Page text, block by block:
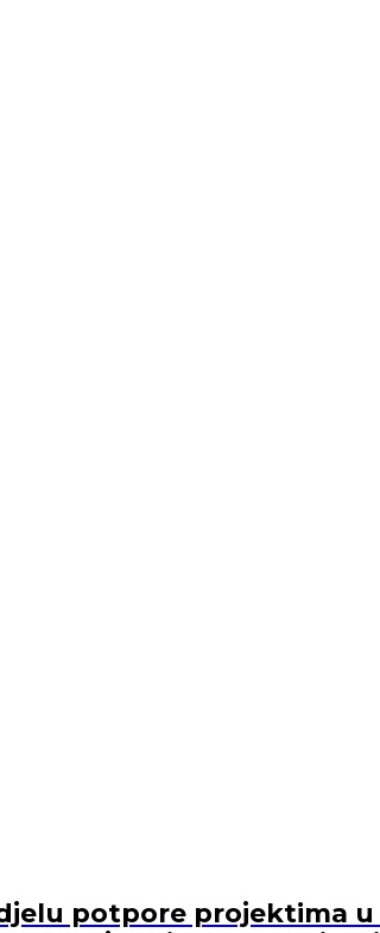
potpore projektima